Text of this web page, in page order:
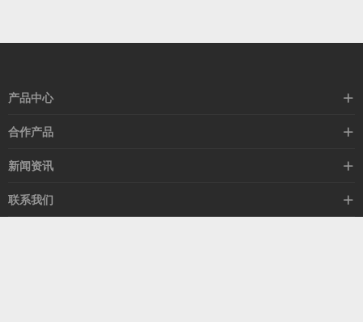
产品中心
高速线缆
以太网交换机
合作产品
希捷硬盘
新闻资讯
行业动态
技术视角
联系我们